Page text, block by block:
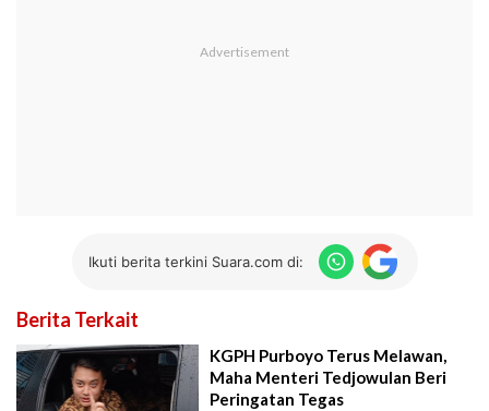
Ikuti berita terkini Suara.com di:
Berita Terkait
KGPH Purboyo Terus Melawan,
Maha Menteri Tedjowulan Beri
Peringatan Tegas